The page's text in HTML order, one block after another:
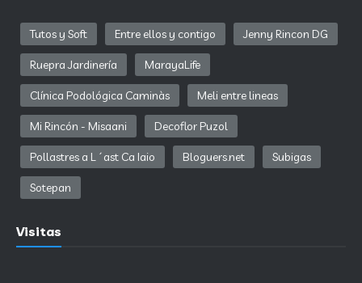
Tutos y Soft Entre ellos y contigo Jenny Rincon DG
Ruepra Jardinería MarayaLife
Clínica Podológica Caminàs Meli entre lineas
Mi Rincón - Misaani Decoflor Puzol
Pollastres a L´ast Ca Iaio Bloguers.net Subigas
Sotepan
Visitas